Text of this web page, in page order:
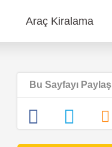
Araç Kiralama
Bu Sayfayı Paylaş